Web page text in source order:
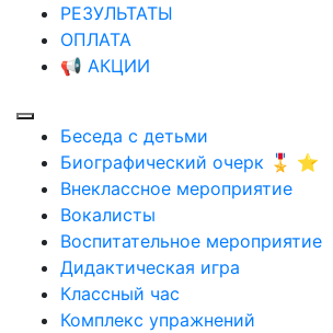
РЕЗУЛЬТАТЫ
ОПЛАТА
📢 АКЦИИ
Беседа с детьми
Биографический очерк 🎖️ ⭐
Внеклассное мероприятие
Вокалисты
Воспитательное мероприятие
Дидактическая игра
Классный час
Комплекс упражнений